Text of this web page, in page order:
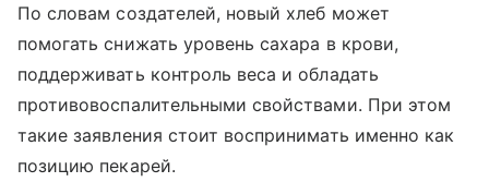
По словам создателей, новый хлеб может
помогать снижать уровень сахара в крови,
поддерживать контроль веса и обладать
противовоспалительными свойствами. При этом
такие заявления стоит воспринимать именно как
позицию пекарей.